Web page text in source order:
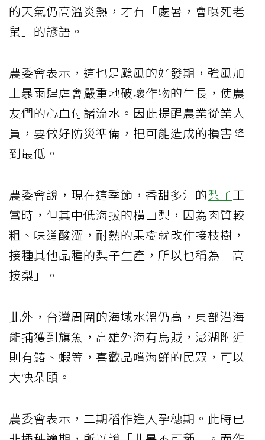
的天氣仍高溫炎熱，才有「處暑，會曝死老
鼠」的諺語。
農委會表示，這也是颱風的好發期，強風加
上暴雨肆虐會嚴重地破壞作物的生長，使農
友們的心血付諸流水。因此提醒農業從業人
員，要做好防災準備，把可能造成的損害降
到最低。
農委會說，現在這季節，香甜多汁的梨子正
當時，但其中低海拔的橫山梨，因為肉質較
粗、味道酸澀，耐熱的果樹就改作接枝樹，
接種其他品種的梨子生產，所以也稱為「高
接梨」。
此外，台灣周圍的海域水溫仍高，東部沿海
能捕獲到旗魚，高雄外海有烏賊，澎湖附近
則有鰆、蝦等，喜歡品嚐海鮮的民眾，可以
大快朵頤。
農委會表示，二期稻作進入孕穗期。此時已